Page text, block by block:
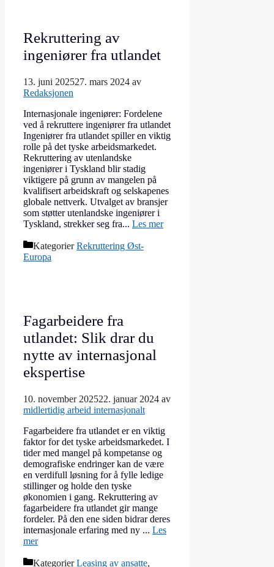
Rekruttering av
ingeniører fra utlandet
13. juni 202527. mars 2024 av
Redaksjonen
Internasjonale ingeniører: Fordelene
ved å rekruttere ingeniører fra utlandet
Ingeniører fra utlandet spiller en viktig
rolle på det tyske arbeidsmarkedet.
Rekruttering av utenlandske
ingeniører i Tyskland blir stadig
viktigere på grunn av mangelen på
kvalifisert arbeidskraft og selskapenes
globale nettverk. Utvalget av bransjer
som støtter utenlandske ingeniører i
Tyskland, strekker seg fra... Les mer
KategorierRekruttering Øst-
Europa
Fagarbeidere fra
utlandet: Slik drar du
nytte av internasjonal
ekspertise
10. november 202522. januar 2024 av
midlertidig arbeid internasjonalt
Fagarbeidere fra utlandet er en viktig
faktor for det tyske arbeidsmarkedet. I
tider med mangel på kompetanse og
demografiske endringer kan de være
en verdifull løsning for å fylle ledige
stillinger og holde den tyske
økonomien i gang. Rekruttering av
fagarbeidere fra utlandet gir mange
fordeler. På den ene siden bidrar deres
internasjonale erfaring med ny ... Les
mer
KategorierLeasing av ansatte,